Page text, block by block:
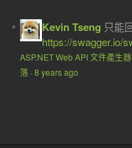
Kevin Tseng 只能
https://swagger.io/
ASP.NET Web API 文件產生
落· 8 years ago